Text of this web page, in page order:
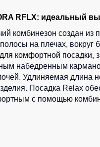
RFLX: идеальный
комбинезон создан из
на плечах, вокруг
комфортной
набедренным
Удлиняемая длина
Посадка Relax
с помощью